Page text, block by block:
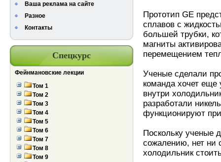
Ваша реклама на сайте
Разное
Контакты
Спецкурс
Фейнмановские лекции
Том 1
Том 2
Том 3
Том 4
Том 5
Том 6
Том 7
Том 8
Том 9
Прототип GE
сплавов с
большей трубки,
магниты
перемещением
Ученые сделали
команда хочет еще
внутри
разработали
функционируют
Поскольку ученые
сожалению, нет ни
холодильник